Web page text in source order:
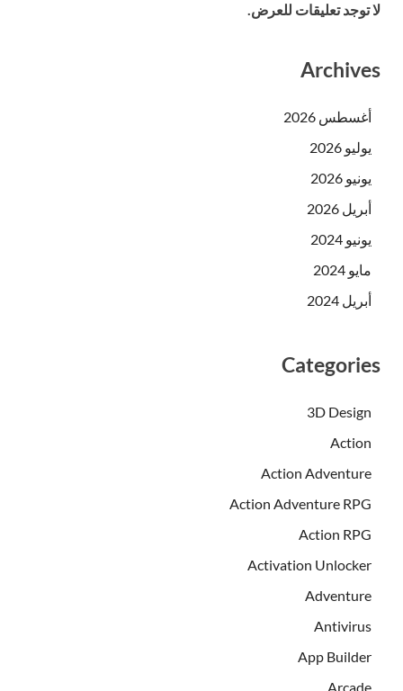
لا توجد تعليقات للعرض.
Archives
أغسطس 2026
يوليو 2026
يونيو 2026
أبريل 2026
يونيو 2024
مايو 2024
أبريل 2024
Categories
3D Design
Action
Action Adventure
Action Adventure RPG
Action RPG
Activation Unlocker
Adventure
Antivirus
App Builder
Arcade